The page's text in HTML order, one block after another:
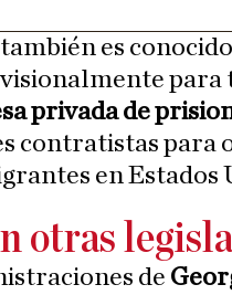
es conocido
para
privada de
contratistas para
en Estados
otras
de